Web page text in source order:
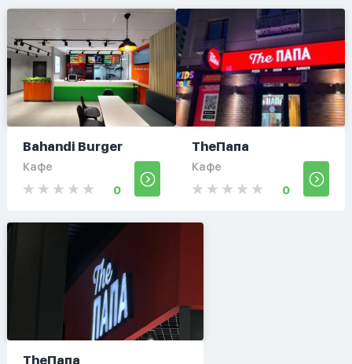
Bahandi Burger
Кафе
0
TheПапа
Кафе
0
TheПапа